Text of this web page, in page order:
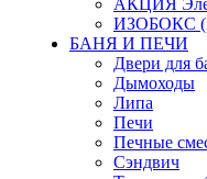
АКЦИЯ
ИЗОБОКС
БАНЯ И ПЕЧИ
Двери для
Дымоходы
Липа
Печи
Печные
Сэндвич